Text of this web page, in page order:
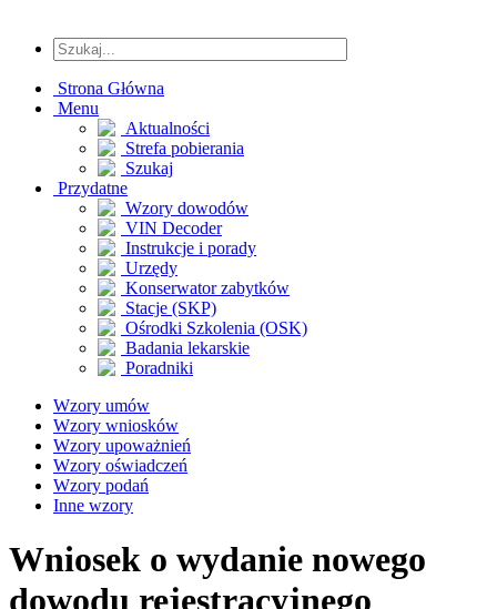
Strona Główna
Menu
Aktualności
Strefa pobierania
Szukaj
Przydatne
Wzory dowodów
VIN Decoder
Instrukcje i porady
Urzędy
Konserwator zabytków
Stacje (SKP)
Ośrodki Szkolenia (OSK)
Badania lekarskie
Poradniki
Wzory umów
Wzory wniosków
Wzory upoważnień
Wzory oświadczeń
Wzory podań
Inne wzory
Wniosek o wydanie nowego
dowodu rejestracyjnego